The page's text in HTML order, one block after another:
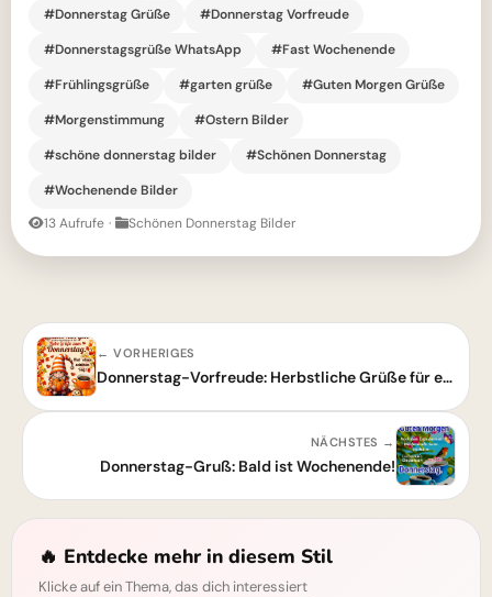
#Donnerstag Grüße
#Donnerstag Vorfreude
#Donnerstagsgrüße WhatsApp
#Fast Wochenende
#Frühlingsgrüße
#garten grüße
#Guten Morgen Grüße
#Morgenstimmung
#Ostern Bilder
#schöne donnerstag bilder
#Schönen Donnerstag
#Wochenende Bilder
13 Aufrufe · Schönen Donnerstag Bilder
← VORHERIGES
Donnerstag-Vorfreude: Herbstliche Grüße für einen schönen Tag!
NÄCHSTES →
Donnerstag-Gruß: Bald ist Wochenende!
🔥 Entdecke mehr in diesem Stil
Klicke auf ein Thema, das dich interessiert